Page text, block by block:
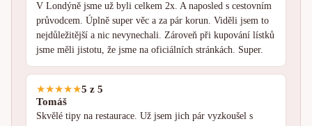
V Londýně jsme už byli celkem 2x. A naposled s cestovním
průvodcem. Úplně super věc a za pár korun. Viděli jsem to
nejdůležitější a nic nevynechali. Zároveň při kupování lístků
jsme měli jistotu, že jsme na oficiálních stránkách. Super.
★★★★★5 z 5
Tomáš
Skvělé tipy na restaurace. Už jsem jich pár vyzkoušel s